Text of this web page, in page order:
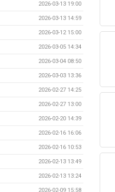
2026-03-13 19:00
2026-03-13 14:59
2026-03-12 15:00
2026-03-05 14:34
2026-03-04 08:50
2026-03-03 13:36
2026-02-27 14:25
2026-02-27 13:00
2026-02-20 14:39
2026-02-16 16:06
2026-02-16 10:53
2026-02-13 13:49
2026-02-13 13:24
2026-02-09 15:58